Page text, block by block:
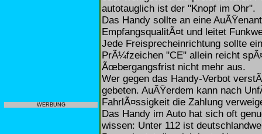
WERBUNG
autotauglich ist der "Knopf im Ohr".
Das Handy sollte an eine
EmpfangsqualitÃ¤t und leitet
Jede Freisprecheinrichtung sollte
PrÃ¼fzeichen "CE" allein reicht
Ãœbergangsfrist nicht mehr aus.
Wer gegen das Handy-Verbot
gebeten. AuÃŸerdem kann nach
FahrlÃ¤ssigkeit die Zahlung
Das Handy im Auto hat sich oft
wissen: Unter 112 ist